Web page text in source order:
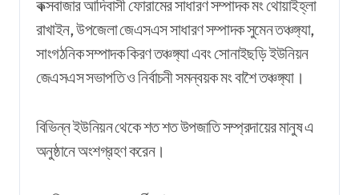
কক্সবাজার আদিবাসী ফোরামের সাধারণ সম্পাদক মং থোয়াইহ্লা
রাখাইন, উপজেলা জেএসএস সাধারণ সম্পাদক সুমেন তঞ্চঙ্গ্যা,
সাংগঠনিক সম্পাদক কিরণ তঞ্চঙ্গ্যা এবং সোনাইছড়ি ইউনিয়ন
জেএসএস সভাপতি ও নির্বাচনী সমন্বয়ক মং বাশৈ তঞ্চঙ্গ্যা।
বিভিন্ন ইউনিয়ন থেকে শত শত উপজাতি সম্প্রদায়ের মানুষ এ
অনুষ্ঠানে অংশগ্রহণ করেন।